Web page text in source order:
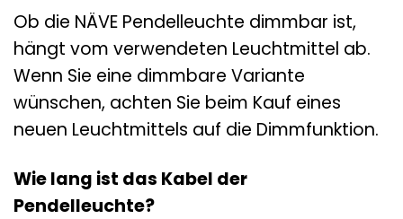
Ob die NÄVE Pendelleuchte dimmbar ist,
hängt vom verwendeten Leuchtmittel ab.
Wenn Sie eine dimmbare Variante
wünschen, achten Sie beim Kauf eines
neuen Leuchtmittels auf die Dimmfunktion.
Wie lang ist das Kabel der
Pendelleuchte?